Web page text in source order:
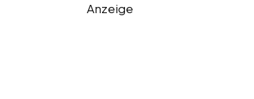
Anzeige